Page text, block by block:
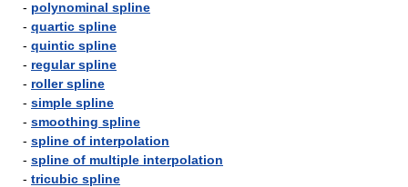
- polynominal spline
- quartic spline
- quintic spline
- regular spline
- roller spline
- simple spline
- smoothing spline
- spline of interpolation
- spline of multiple interpolation
- tricubic spline